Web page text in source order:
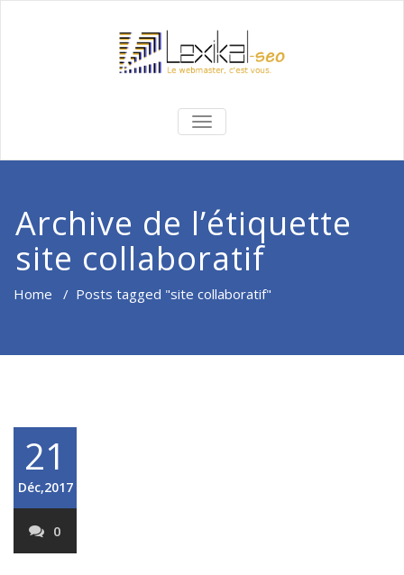
BASCULER
LA
Archive de l’étiquette
site collaboratif
Home / Posts tagged "site collaboratif"
21
Déc,2017
0